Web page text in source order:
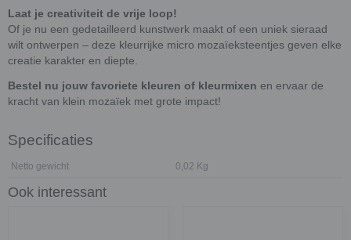
Laat je creativiteit de vrije loop!
Of je nu een gedetailleerd kunstwerk maakt of een uniek sieraad
wilt ontwerpen – deze kleurrijke micro mozaïeksteentjes geven elke
creatie karakter en diepte.
Bestel nu jouw favoriete kleuren of kleurmixen en ervaar de
kracht van klein mozaïek met grote impact!
Specificaties
Netto gewicht 0,02 Kg
Ook interessant